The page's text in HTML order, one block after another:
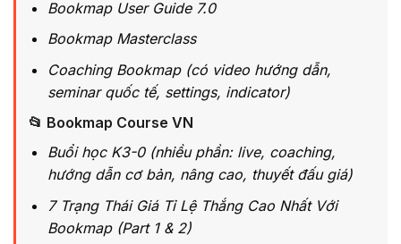
Bookmap User Guide 7.0
Bookmap Masterclass
Coaching Bookmap (có video hướng dẫn,
seminar quốc tế, settings, indicator)
📂 Bookmap Course VN
Buổi học K3-0 (nhiều phần: live, coaching,
hướng dẫn cơ bản, nâng cao, thuyết đấu giá)
7 Trạng Thái Giá Tỉ Lệ Thắng Cao Nhất Với
Bookmap (Part 1 & 2)